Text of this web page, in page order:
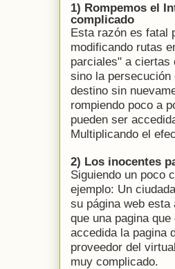
1) Rompemos el
complicado
Esta razón es fatal
modificando rutas
parciales" a ciertas
sino la persecución
destino sin
rompiendo poco a
pueden ser
Multiplicando el
2) Los inocentes
Siguiendo un poco
ejemplo: Un
su página web
que una pagina
accedida la pagina
proveedor del
muy complicado.